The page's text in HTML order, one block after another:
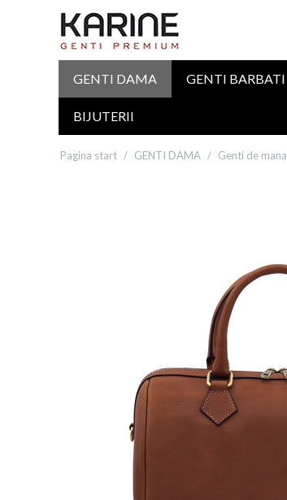
GENTI DAMA GENTI BARBATI
BIJUTERII
Pagina start / GENTI DAMA / Genti de mana